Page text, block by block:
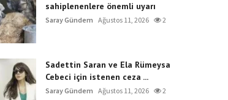
sahiplenenlere önemli uyarı
Saray Gündem Ağustos 11, 2026 2
Sadettin Saran ve Ela Rümeysa
Cebeci için istenen ceza ...
Saray Gündem Ağustos 11, 2026 2